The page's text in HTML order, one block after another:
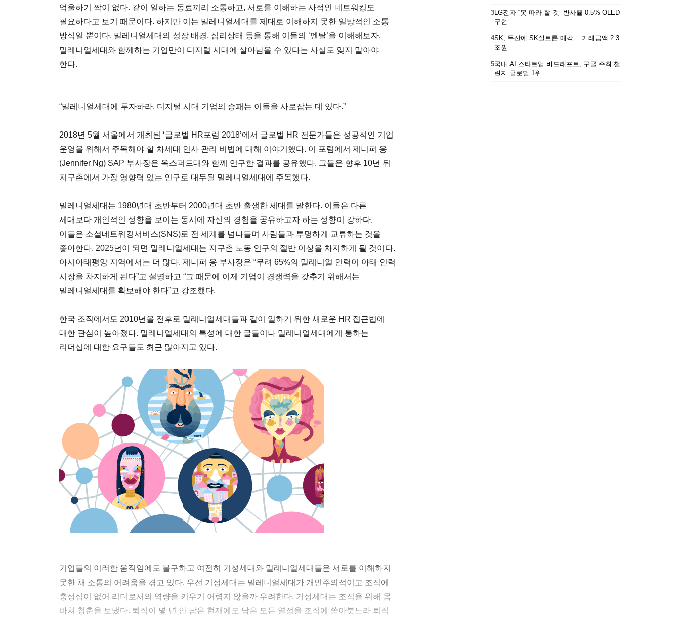
억울하기 짝이 없다. 같이 일하는 동료끼리 소통하고, 서로를 이해하는 사적인 네트워킹도
필요하다고 보기 때문이다. 하지만 이는 밀레니얼세대를 제대로 이해하지 못한 일방적인 소통
방식일 뿐이다. 밀레니얼세대의 성장 배경, 심리상태 등을 통해 이들의 ‘멘탈’을 이해해보자.
밀레니얼세대와 함께하는 기업만이 디지털 시대에 살아남을 수 있다는 사실도 잊지 말아야
한다.
“밀레니얼세대에 투자하라. 디지털 시대 기업의 승패는 이들을 사로잡는 데 있다.”
2018년 5월 서울에서 개최된 ‘글로벌 HR포럼 2018’에서 글로벌 HR 전문가들은 성공적인 기업
운영을 위해서 주목해야 할 차세대 인사 관리 비법에 대해 이야기했다. 이 포럼에서 제니퍼 응
(Jennifer Ng) SAP 부사장은 옥스퍼드대와 함께 연구한 결과를 공유했다. 그들은 향후 10년 뒤
지구촌에서 가장 영향력 있는 인구로 대두될 밀레니얼세대에 주목했다.
밀레니얼세대는 1980년대 초반부터 2000년대 초반 출생한 세대를 말한다. 이들은 다른
세대보다 개인적인 성향을 보이는 동시에 자신의 경험을 공유하고자 하는 성향이 강하다.
이들은 소셜네트워킹서비스(SNS)로 전 세계를 넘나들며 사람들과 투명하게 교류하는 것을
좋아한다. 2025년이 되면 밀레니얼세대는 지구촌 노동 인구의 절반 이상을 차지하게 될 것이다.
아시아태평양 지역에서는 더 많다. 제니퍼 응 부사장은 “무려 65%의 밀레니얼 인력이 아태 인력
시장을 차지하게 된다”고 설명하고 “그 때문에 이제 기업이 경쟁력을 갖추기 위해서는
밀레니얼세대를 확보해야 한다”고 강조했다.
한국 조직에서도 2010년을 전후로 밀레니얼세대들과 같이 일하기 위한 새로운 HR 접근법에
대한 관심이 높아졌다. 밀레니얼세대의 특성에 대한 글들이나 밀레니얼세대에게 통하는
리더십에 대한 요구들도 최근 많아지고 있다.
기업들의 이러한 움직임에도 불구하고 여전히 기성세대와 밀레니얼세대들은 서로를 이해하지
못한 채 소통의 어려움을 겪고 있다. 우선 기성세대는 밀레니얼세대가 개인주의적이고 조직에
충성심이 없어 리더로서의 역량을 키우기 어렵지 않을까 우려한다. 기성세대는 조직을 위해 몸
바쳐 청춘을 보냈다. 퇴직이 몇 년 안 남은 현재에도 남은 모든 열정을 조직에 쏟아붓느라 퇴직
3LG전자 “못 따라 할 것” 반사율 0.5% OLED
구현
4SK, 두산에 SK실트론 매각… 거래금액 2.3
조원
5국내 AI 스타트업 비드래프트, 구글 주최 챌
린지 글로벌 1위